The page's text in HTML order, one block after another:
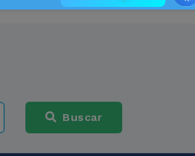
Buscar